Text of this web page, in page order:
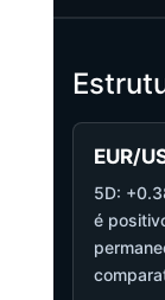
EUR/
5D:
é